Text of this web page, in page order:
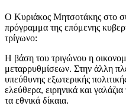
Ο Κυριάκος Μητσοτάκης στο
πρόγραμμα της επόμενης
τρίγωνο:
Η βάση του τριγώνου η
μεταρρυθμίσεων. Στην άλλη
υπεύθυνης εξωτερικής
ελεύθερα, ειρηνικά και
τα εθνικά δίκαια.